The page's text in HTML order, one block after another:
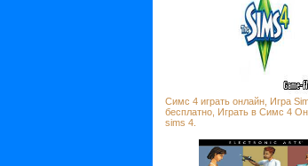
Симс 4 играть онлайн, Игра
бесплатно, Играть в Симс 4
sims 4.